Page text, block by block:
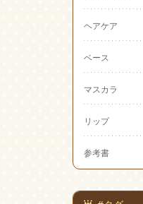
ヘアケア
ベース
マスカラ
リップ
参考書